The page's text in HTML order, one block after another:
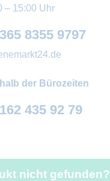
– 15:00 Uhr
8355 9797
der Bürozeiten
435 92 79
nicht gefunden?